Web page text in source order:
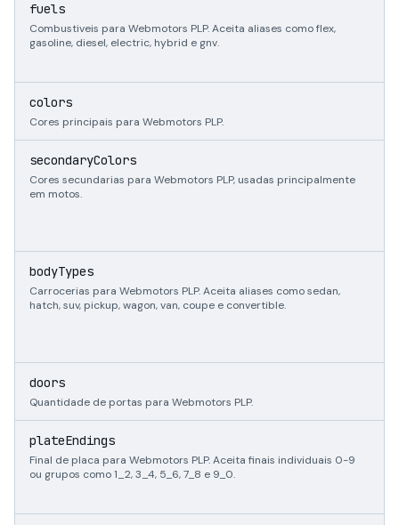
fuels
Combustiveis para Webmotors PLP. Aceita aliases como flex,
gasoline, diesel, electric, hybrid e gnv.
colors
Cores principais para Webmotors PLP.
secondaryColors
Cores secundarias para Webmotors PLP, usadas principalmente
em motos.
bodyTypes
Carrocerias para Webmotors PLP. Aceita aliases como sedan,
hatch, suv, pickup, wagon, van, coupe e convertible.
doors
Quantidade de portas para Webmotors PLP.
plateEndings
Final de placa para Webmotors PLP. Aceita finais individuais 0-9
ou grupos como 1_2, 3_4, 5_6, 7_8 e 9_0.